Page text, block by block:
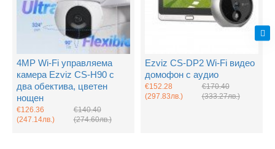
4MP Wi-Fi управляема
камера Ezviz CS-H90 с
два обектива, цветен
нощен
€126.36
(247.14лв.)
€140.40
(274.60лв.)
Ezviz CS-DP2 Wi-Fi видео
домофон с аудио
€152.28
(297.83лв.)
€170.40
(333.27лв.)